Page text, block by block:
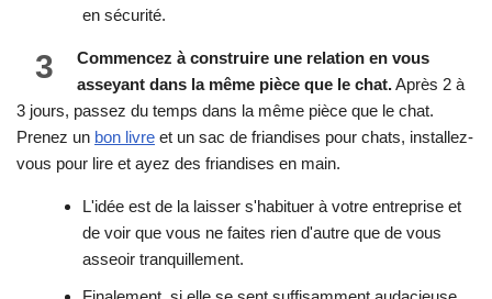
en sécurité.
3
Commencez à construire une relation en vous
asseyant dans la même pièce que le chat.Après 2 à
3 jours, passez du temps dans la même pièce que le chat.
Prenez un bon livre et un sac de friandises pour chats, installez-
vous pour lire et ayez des friandises en main.
L'idée est de la laisser s'habituer à votre entreprise et
de voir que vous ne faites rien d'autre que de vous
asseoir tranquillement.